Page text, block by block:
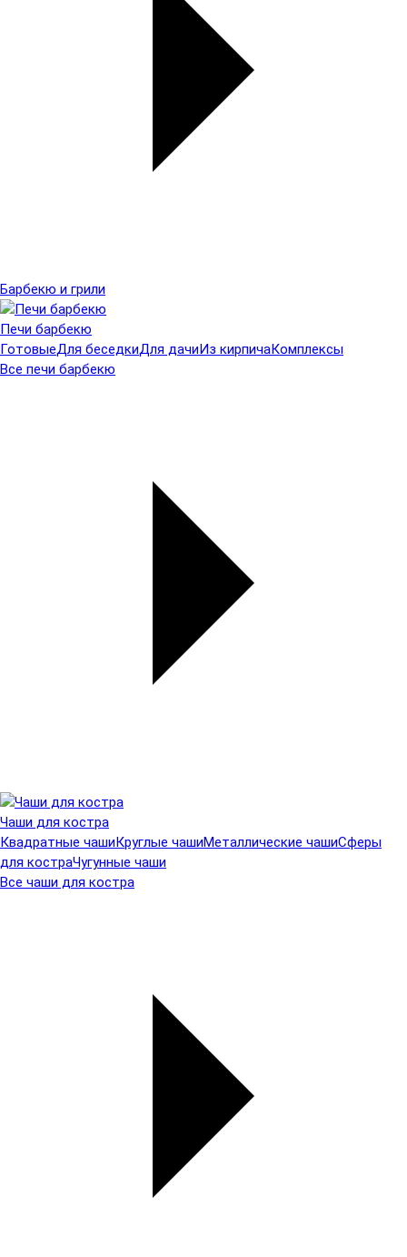
Барбекю и грили
Печи барбекю
ГотовыеДля беседкиДля дачиИз кирпичаКомплексы
Все печи барбекю
Чаши для костра
Квадратные чашиКруглые чашиМеталлические чашиСферы
для костраЧугунные чаши
Все чаши для костра